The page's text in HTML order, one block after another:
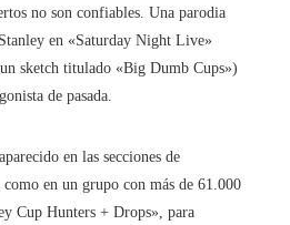
no son confiables. Una parodia
en «Saturday Night Live»
sketch titulado «Big Dumb Cups»)
de pasada.
en las secciones de
en un grupo con más de 61.000
Cup Hunters + Drops», para